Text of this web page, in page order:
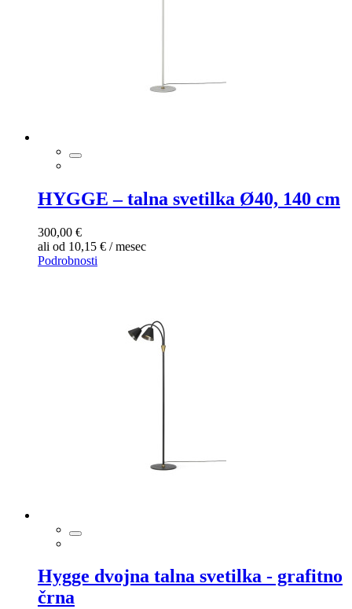
HYGGE – talna svetilka Ø40, 140 cm
300,00 €
ali od 10,15 € / mesec
Podrobnosti
Hygge dvojna talna svetilka - grafitno
črna